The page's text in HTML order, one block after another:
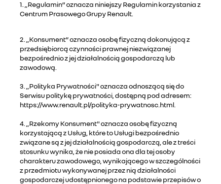
1. „Regulamin” oznacza niniejszy Regulamin korzystania z
Centrum Prasowego Grupy Renault.
2. „Konsument” oznacza osobę fizyczną dokonującą z
przedsiębiorcą czynności prawnej niezwiązanej
bezpośrednio z jej działalnością gospodarczą lub
zawodową.
3. „Polityka Prywatności" oznacza odnoszącą się do
Serwisu politykę prywatności, dostępną pod adresem:
https://www.renault.pl/polityka-prywatnosc.html.
4. „Rzekomy Konsument" oznacza osobę fizyczną
korzystającą z Usług, które to Usługi bezpośrednio
związane są z jej działalnością gospodarczą, ale z treści
stosunku wynika, że nie posiada ona dla tej osoby
charakteru zawodowego, wynikającego w szczególności
z przedmiotu wykonywanej przez nią działalności
gospodarczej udostępnionego na podstawie przepisów o